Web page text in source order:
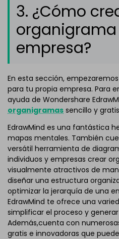
3. ¿Cómo
empresa?
En esta sección,
para tu propia empresa. Para
ayuda de Wondershare
organigramas sencillo y
EdrawMind es una fantástica
mapas mentales. También
versátil herramienta de
individuos y empresas crear
visualmente atractivos de
diseñar una estructura
optimizar la jerarquía de una
EdrawMind te ofrece una
simplificar el proceso y
Además,cuenta con
gratis e innovadoras que